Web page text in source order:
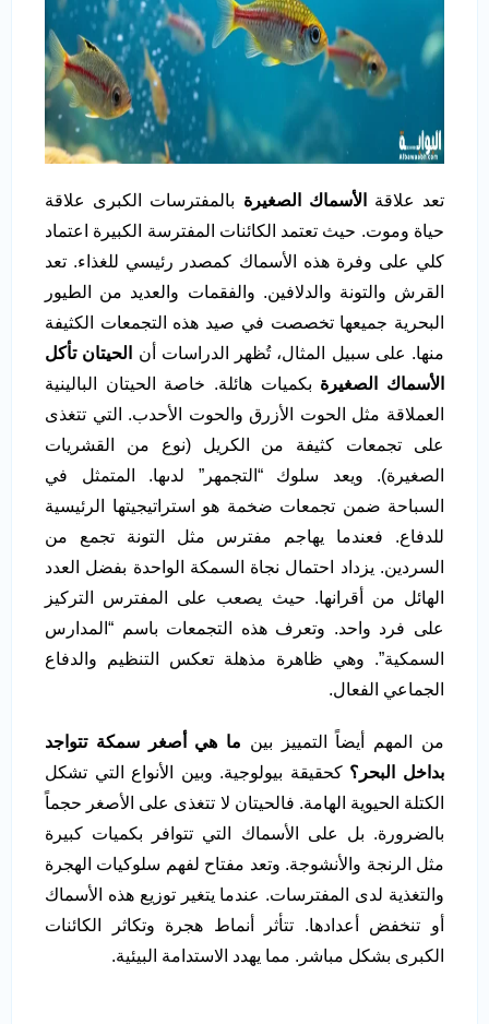
تعد علاقة الأسماك الصغيرة بالمفترسات الكبرى علاقة
حياة وموت. حيث تعتمد الكائنات المفترسة الكبيرة اعتماد
كلي على وفرة هذه الأسماك كمصدر رئيسي للغذاء. تعد
القرش والتونة والدلافين. والفقمات والعديد من الطيور
البحرية جميعها تخصصت في صيد هذه التجمعات الكثيفة
منها. على سبيل المثال، تُظهر الدراسات أن
الحيتان تأكل
الأسماك الصغيرة بكميات هائلة. خاصة الحيتان البالينية
العملاقة مثل الحوت الأزرق والحوت الأحدب. التي تتغذى
على تجمعات كثيفة من الكريل (نوع من القشريات
الصغيرة). ويعد سلوك “التجمهر” لدىها. المتمثل في
السباحة ضمن تجمعات ضخمة هو استراتيجيتها الرئيسية
للدفاع. فعندما يهاجم مفترس مثل التونة تجمع من
السردين. يزداد احتمال نجاة السمكة الواحدة بفضل العدد
الهائل من أقرانها. حيث يصعب على المفترس التركيز
على فرد واحد. وتعرف هذه التجمعات باسم “المدارس
السمكية”. وهي ظاهرة مذهلة تعكس التنظيم والدفاع
الجماعي الفعال.
من المهم أيضاً التمييز بين ما هي أصغر سمكة تتواجد
بداخل البحر؟ كحقيقة بيولوجية. وبين الأنواع التي تشكل
الكتلة الحيوية الهامة. فالحيتان لا تتغذى على الأصغر حجماً
بالضرورة. بل على الأسماك التي تتوافر بكميات كبيرة
مثل الرنجة والأنشوجة. وتعد مفتاح لفهم سلوكيات الهجرة
والتغذية لدى المفترسات. عندما يتغير توزيع هذه الأسماك
أو تنخفض أعدادها. تتأثر أنماط هجرة وتكاثر الكائنات
الكبرى بشكل مباشر. مما يهدد الاستدامة البيئية.